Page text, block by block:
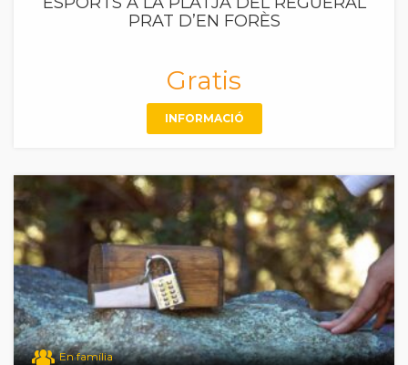
PRAT D’EN FORÈS
Gratis
INFORMACIÓ
En família